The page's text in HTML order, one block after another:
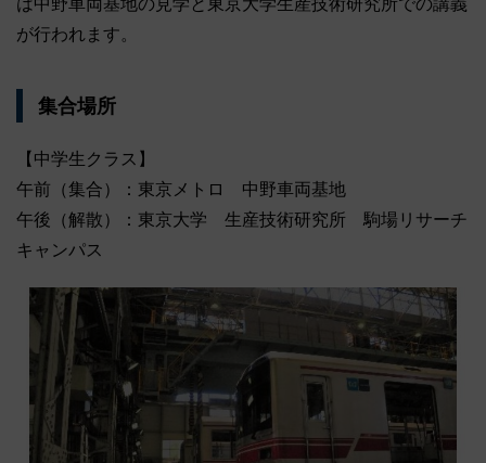
は中野車両基地の見学と東京大学生産技術研究所での講義
が行われます。
集合場所
【中学生クラス】
午前（集合）：東京メトロ 中野車両基地
午後（解散）：東京大学 生産技術研究所 駒場リサーチ
キャンパス